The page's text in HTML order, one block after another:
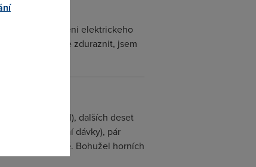
patri pousteni elektrickeho
nezkousejte zduraznit, jsem
a dělat bordel), dalších deset
dnešní sociální dávky), pár
zanedbatelné. Bohužel horních